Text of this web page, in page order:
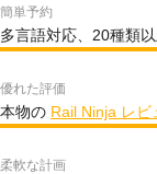
簡単予約
多言語対応、20種類
優れた評価
本物の Rail Ninja レビ
柔軟な計画